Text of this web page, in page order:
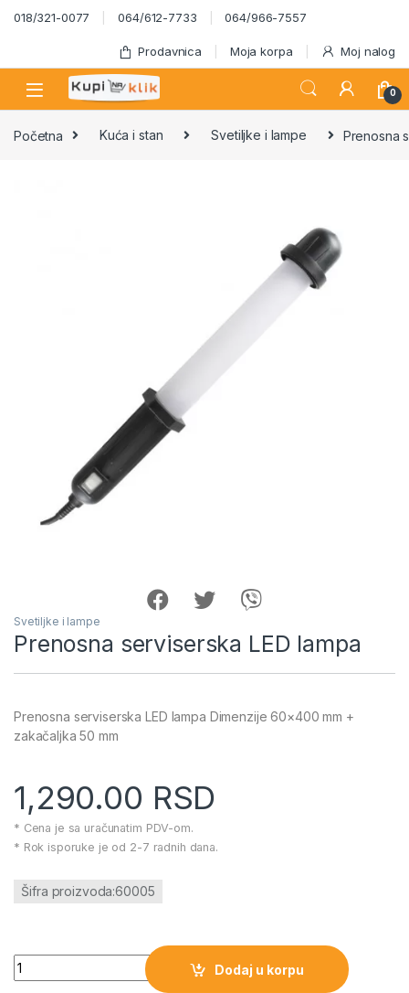
Skip to navigation
Skip to content
018/321-0077 064/612-7733 064/966-7557
Prodavnica Moja korpa Moj nalog
0
Početna Kuća i stan Svetiljke i lampe Prenosna
Svetiljke i lampe
Prenosna serviserska LED lampa
Prenosna serviserska LED lampa Dimenzije 60×400 mm +
zakačaljka 50 mm
1,290.00 RSD
* Cena je sa uračunatim PDV-om.
* Rok isporuke je od 2-7 radnih dana.
Šifra proizvoda:60005
Prenosna serviserska LED lampa količina
Dodaj u korpu